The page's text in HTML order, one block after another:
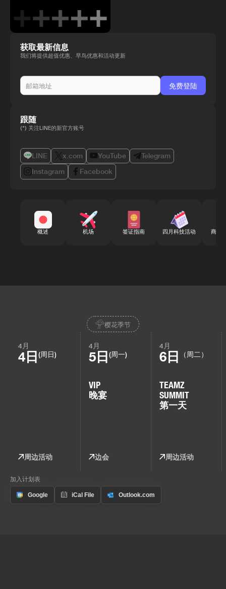
获取最新信息
我们将提供超值优惠、早鸟优惠和活动更新
跟随
(*) 关注LINE的新官方账号
LINE x.com YouTube
Telegram
Instagram
Facebook
概述 机场 签证指南 四月科技活动 商务
樱花季节
4月
4日 (周日)
周边活动
4月
5日 (周一)
VIP
晚宴
边会
4月
6日 （周二）
TEAMZ
SUMMIT
第一天
周边活动
加入计划表